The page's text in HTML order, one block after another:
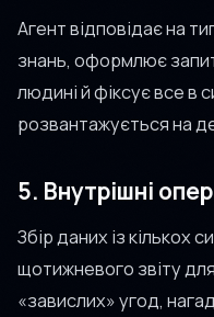
Агент відповідає на
знань, оформлює
людині й фіксує все в
розвантажується на
5. Внутрішні
Збір даних із кількох
щотижневого звіту
«завислих» угод,